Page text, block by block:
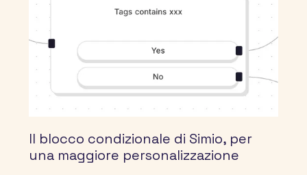
Il blocco condizionale di Simio, per
una maggiore personalizzazione